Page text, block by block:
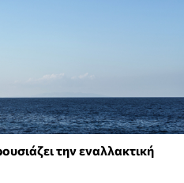
την εναλλακτική